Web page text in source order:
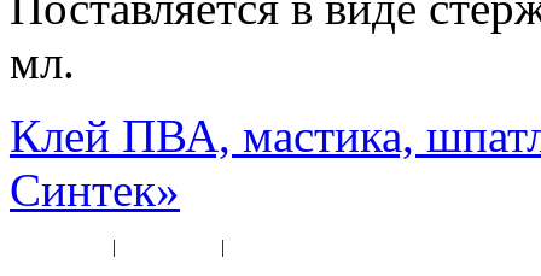
мл.
Клей ПВА, мастика,
Синтек»
| |